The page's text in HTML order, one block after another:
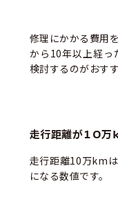
修理にかかる費用
から10年以上経っ
検討するのがおすす
走行距離が10万
走行距離10万km
になる数値です。